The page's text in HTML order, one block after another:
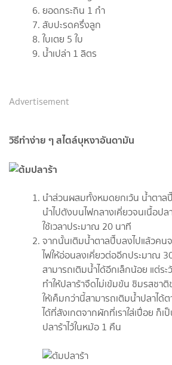
ยอดกระถิน 1 กำ
สับปะรดครึ่งลูก
ใบเตย 5 ใบ
น้ำเปล่า 1 ลิตร
Advertisement
วิธีทำง่าย ๆ สไตล์บุหงาอันดามัน
นำส่วนผสมทั้งหมดยกเว้น น้ำตาล
นำไปตังบนไฟกลางเคี่ยวจนเนื้อปล
ใช้เวลาประมาณ 20 นาที
จากนั้นเติมน้ำตาลปี๊บลงไปแล้วคน
ไฟให้อ่อนลงเคี่ยวต่ออีกประมาณ
สามารถเติมน้ำได้อีกเล็กน้อย แต่ระ
ทำให้ปลาร้าจืดไม่เข้มข้น ชิมรสชา
ให้เค็มกว่านี้สามารถเติมน้ำปลาได้
ได้ที่สังเกตจากผักที่เราใส่เปื่อย ก็
ปลาร้าไว้ในหม้อ 1 คืน